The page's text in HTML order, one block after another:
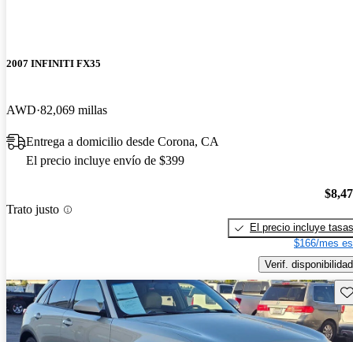
2007 INFINITI FX35
AWD 82,069 millas
Entrega a domicilio desde Corona, CA
El precio incluye envío de $399
Trato justo
El precio incluye tasas
$166/mes
Verif. disponibilidad